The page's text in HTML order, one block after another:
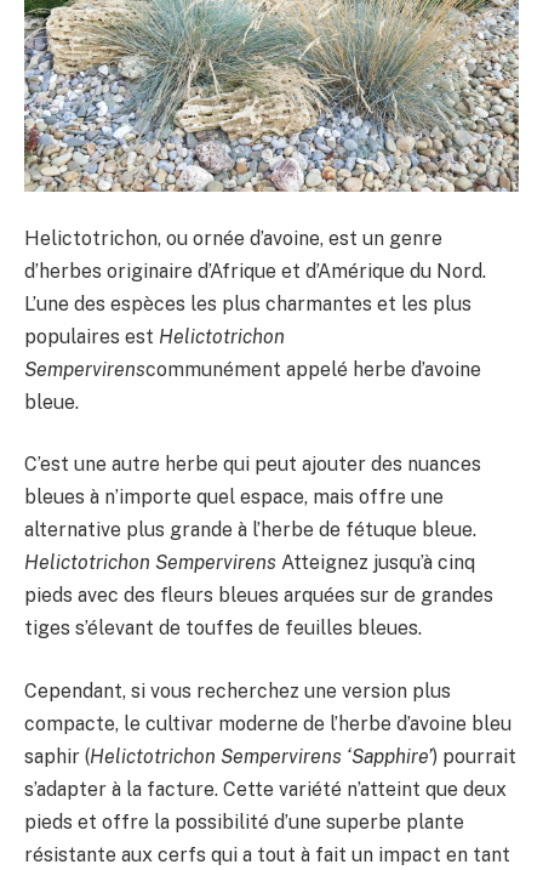
Helictotrichon, ou ornée d’avoine, est un genre
d’herbes originaire d’Afrique et d’Amérique du Nord.
L’une des espèces les plus charmantes et les plus
populaires est Helictotrichon
Sempervirenscommunément appelé herbe d’avoine
bleue.
C’est une autre herbe qui peut ajouter des nuances
bleues à n’importe quel espace, mais offre une
alternative plus grande à l’herbe de fétuque bleue.
Helictotrichon Sempervirens Atteignez jusqu’à cinq
pieds avec des fleurs bleues arquées sur de grandes
tiges s’élevant de touffes de feuilles bleues.
Cependant, si vous recherchez une version plus
compacte, le cultivar moderne de l’herbe d’avoine bleu
saphir (Helictotrichon Sempervirens ‘Sapphire’) pourrait
s’adapter à la facture. Cette variété n’atteint que deux
pieds et offre la possibilité d’une superbe plante
résistante aux cerfs qui a tout à fait un impact en tant